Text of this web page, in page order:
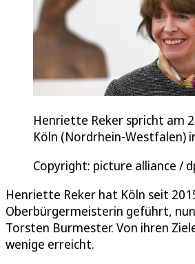
Henriette Reker spricht am
Köln (Nordrhein-Westfalen)
Copyright: picture alliance /
Henriette Reker hat Köln seit
Oberbürgermeisterin geführt,
Torsten Burmester. Von ihren
wenige erreicht.